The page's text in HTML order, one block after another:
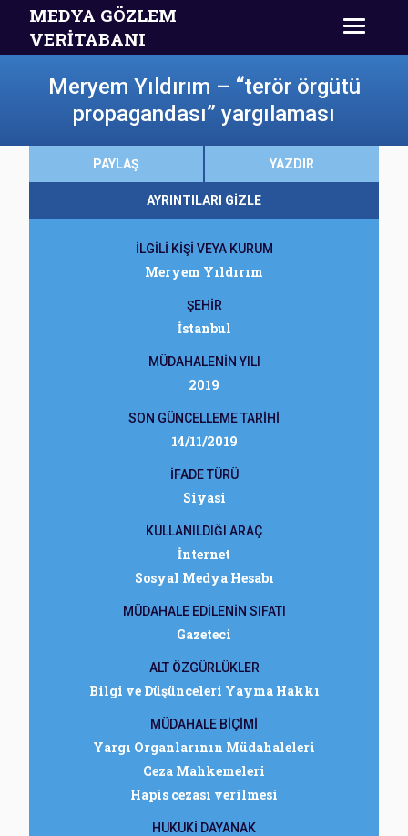
MEDYA GÖZLEM
VERİTABANI
Meryem Yıldırım – “terör örgütü
propagandası” yargılaması
PAYLAŞ YAZDIR
AYRINTILARI GİZLE
İLGİLİ KİŞİ VEYA KURUM
Meryem Yıldırım
ŞEHİR
İstanbul
MÜDAHALENİN YILI
2019
SON GÜNCELLEME TARİHİ
14/11/2019
İFADE TÜRÜ
Siyasi
KULLANILDIĞI ARAÇ
İnternet
Sosyal Medya Hesabı
MÜDAHALE EDİLENİN SIFATI
Gazeteci
ALT ÖZGÜRLÜKLER
Bilgi ve Düşünceleri Yayma Hakkı
MÜDAHALE BİÇİMİ
Yargı Organlarının Müdahaleleri
Ceza Mahkemeleri
Hapis cezası verilmesi
HUKUKİ DAYANAK